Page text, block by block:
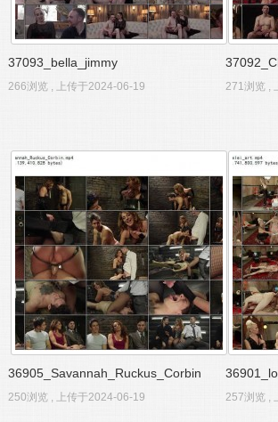
37093_bella_jimmy
266浏览 , 上传于2024-06-19 271浏览 ,
36905_Savannah_Ruckus_Corbin
250浏览 , 上传于2024-06-19 257浏览 ,